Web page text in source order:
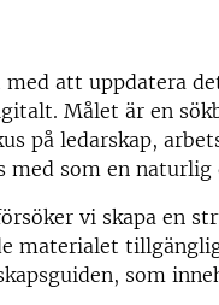
med att uppdatera
Målet är en
på ledarskap,
med som en naturlig
vi skapa en
materialet
som